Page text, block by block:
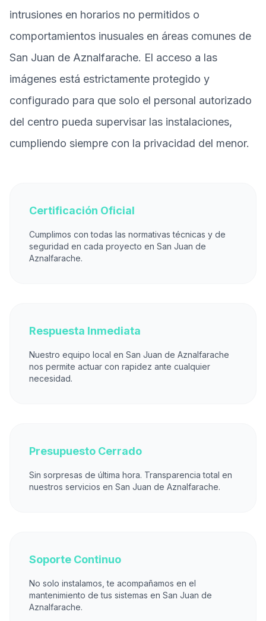
intrusiones en horarios no permitidos o
comportamientos inusuales en áreas comunes de
San Juan de Aznalfarache. El acceso a las
imágenes está estrictamente protegido y
configurado para que solo el personal autorizado
del centro pueda supervisar las instalaciones,
cumpliendo siempre con la privacidad del menor.
Certificación Oficial
Cumplimos con todas las normativas técnicas y de
seguridad en cada proyecto en San Juan de
Aznalfarache.
Respuesta Inmediata
Nuestro equipo local en San Juan de Aznalfarache
nos permite actuar con rapidez ante cualquier
necesidad.
Presupuesto Cerrado
Sin sorpresas de última hora. Transparencia total en
nuestros servicios en San Juan de Aznalfarache.
Soporte Continuo
No solo instalamos, te acompañamos en el
mantenimiento de tus sistemas en San Juan de
Aznalfarache.